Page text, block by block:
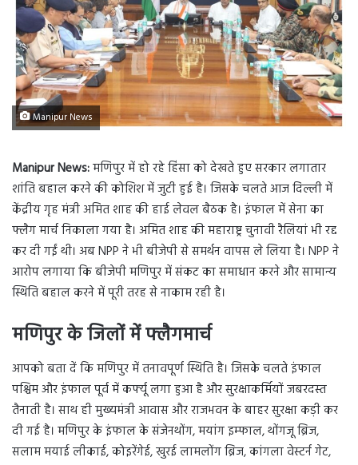
Manipur News
Manipur News:मणिपुर में हो रहे हिंसा को देखते हुए सरकार लगातार
शांति बहाल करने की कोशिश में जुटी हुई है। जिसके चलते आज दिल्ली में
केंद्रीय गृह मंत्री अमित शाह की हाई लेवल बैठक है। इंफाल में सेना का
फ्लैग मार्च निकाला गया है। अमित शाह की महाराष्ट्र चुनावी रैलियां भी रद्द
कर दी गईं थी। अब NPP ने भी बीजेपी से समर्थन वापस ले लिया है। NPP ने
आरोप लगाया कि बीजेपी मणिपुर में संकट का समाधान करने और सामान्य
स्थिति बहाल करने में पूरी तरह से नाकाम रही है।
मणिपुर के जिलों में फ्लैगमार्च
आपको बता दें कि मणिपुर में तनावपूर्ण स्थिति है। जिसके चलते इंफाल
पश्चिम और इंफाल पूर्व में कर्फ्यू लगा हुआ है और सुरक्षाकर्मियों जबरदस्त
तैनाती है। साथ ही मुख्यमंत्री आवास और राजभवन के बाहर सुरक्षा कड़ी कर
दी गई है। मणिपुर के इंफाल के संजेनथोंग, मयांग इम्फाल, थोंगजू ब्रिज,
सलाम मयाई लीकाई, कोइरेंगेई, खुरई लामलोंग ब्रिज, कांगला वेस्टर्न गेट,